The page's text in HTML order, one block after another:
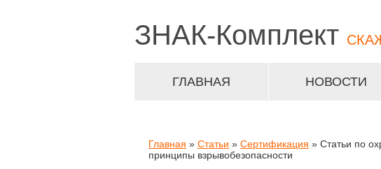
ЗНАК-Комплект
ГЛАВНАЯ НОВОСТИ
Главная » Статьи » Сертификация » Статьи по
принципы взрывобезопасности